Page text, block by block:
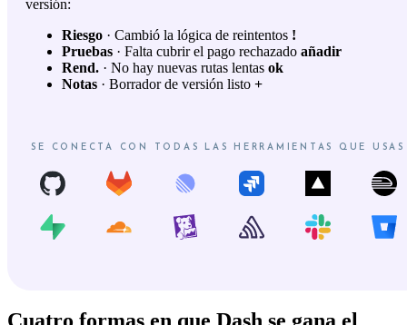
versión:
Riesgo · Cambió la lógica de reintentos !
Pruebas · Falta cubrir el pago rechazado añadir
Rend. · No hay nuevas rutas lentas ok
Notas · Borrador de versión listo +
SE CONECTA CON TODAS LAS HERRAMIENTAS QUE USAS
Cuatro formas en que Dash se gana el